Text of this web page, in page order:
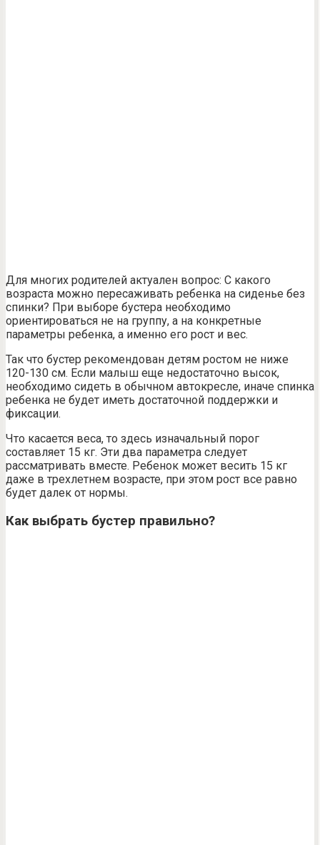
Для многих родителей актуален вопрос: С какого
возраста можно пересаживать ребенка на сиденье без
спинки? При выборе бустера необходимо
ориентироваться не на группу, а на конкретные
параметры ребенка, а именно его рост и вес.
Так что бустер рекомендован детям ростом не ниже
120-130 см. Если малыш еще недостаточно высок,
необходимо сидеть в обычном автокресле, иначе спинка
ребенка не будет иметь достаточной поддержки и
фиксации.
Что касается веса, то здесь изначальный порог
составляет 15 кг. Эти два параметра следует
рассматривать вместе. Ребенок может весить 15 кг
даже в трехлетнем возрасте, при этом рост все равно
будет далек от нормы.
Как выбрать бустер правильно?